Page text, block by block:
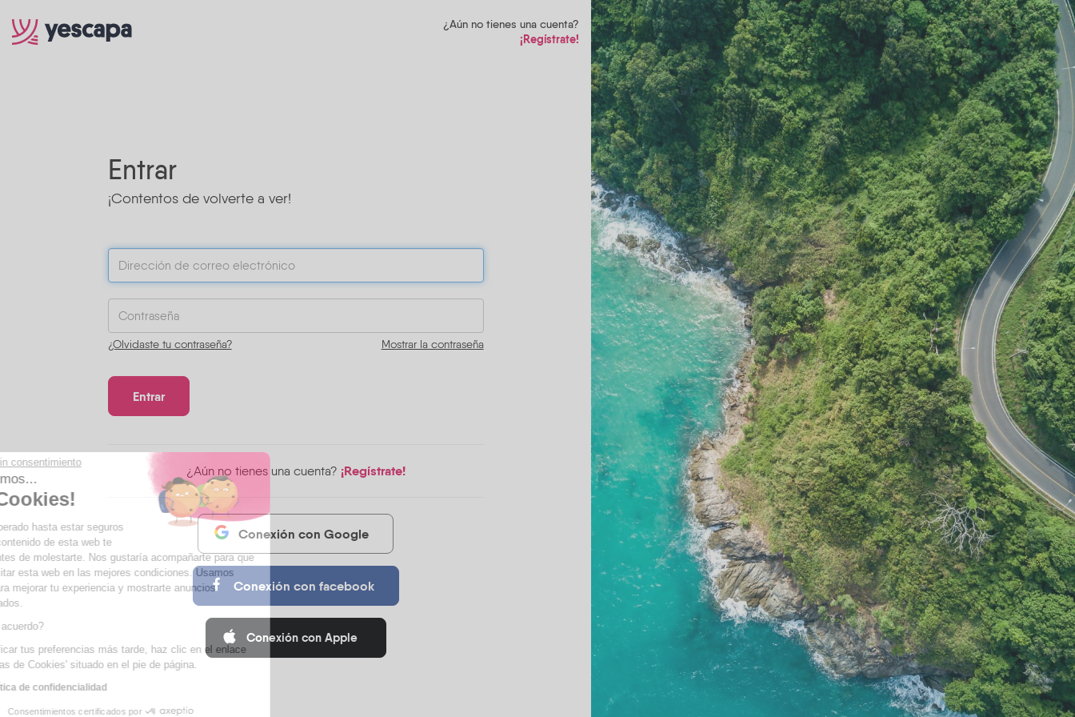
¿Aún no tienes una cuenta?
¡Regístrate!
Entrar
¡Contentos de volverte a ver!
¿Olvidaste tu contraseña? Mostrar la contraseña
¿Aún no tienes una cuenta? ¡Regístrate!
Conexión con Google
Conexión con facebook
Conexión con Apple
Continúa sin consentimiento
Hola, somos...
¡Las Cookies!
Hemos esperado hasta estar seguros
de que el contenido de esta web te
interesa antes de molestarte. Nos gustaría acompañarte para que
puedas visitar esta web en las mejores condiciones. Usamos
cookies para mejorar tu experiencia y mostrarte anuncios
¿Estás de acuerdo?
Para modificar tus preferencias más tarde, haz clic en el enlace
'Preferencias de Cookies' situado en el pie de página.
Leer la política de confidencialidad
Consentimientos certificados por